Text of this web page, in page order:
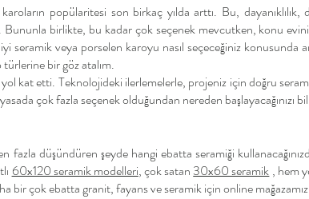
popülaritesi son birkaç yılda arttı. Bu,
birlikte, bu kadar çok seçenek mevcutken, konu
seramik veya porselen karoyu nasıl seçeceğiniz konusunda
bir göz atalım.
yol kat etti. Teknolojideki ilerlemelerle, projeniz için doğru
çok fazla seçenek olduğundan nereden başlayacağınızı
fazla düşündüren şeyde hangi ebatta seramiği
60x120 seramik modelleri, çok satan 30x60 seramik , hem
bir çok ebatta granit, fayans ve seramik için online